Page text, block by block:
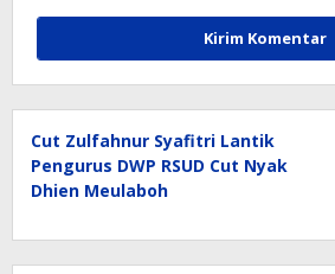
Cut Zulfahnur Syafitri Lantik
Pengurus DWP RSUD Cut Nyak
Dhien Meulaboh